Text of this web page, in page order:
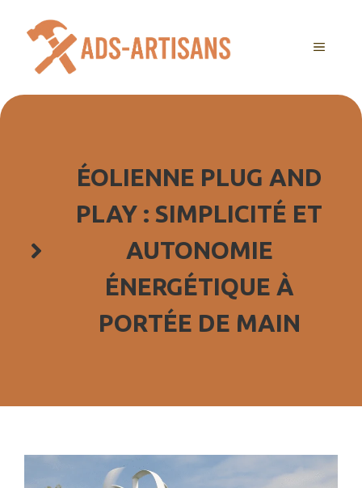
MENU
ÉOLIENNE PLUG AND
PLAY : SIMPLICITÉ ET
AUTONOMIE
ÉNERGÉTIQUE À
PORTÉE DE MAIN